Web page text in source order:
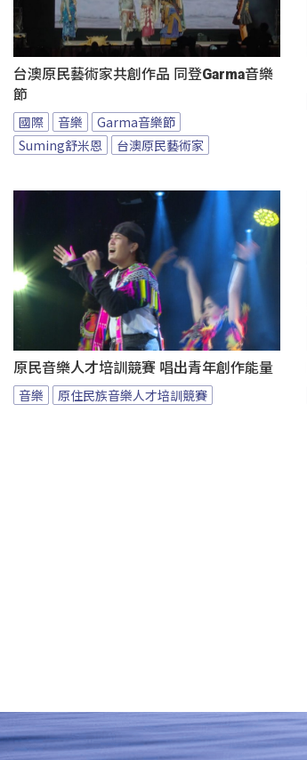
台澳原民藝術家共創作品 同登Garma音樂
節
國際 音樂
Garma音樂節
Suming舒米恩
台澳原民藝術家
原民音樂人才培訓競賽 唱出青年創作能量
音樂 原住民族音樂人才培訓競賽